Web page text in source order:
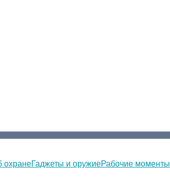
охранеГаджеты и оружиеРабочие моменты